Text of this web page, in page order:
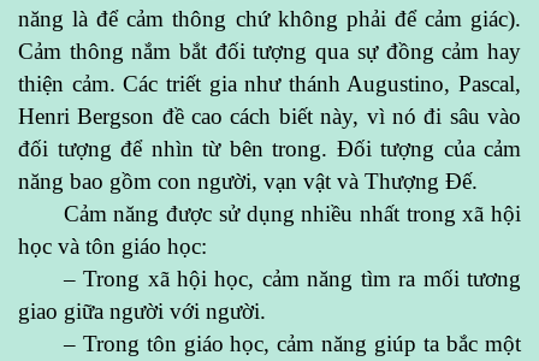
năng là để cảm thông chứ không phải để cảm giác).
Cảm thông nắm bắt đối tượng qua sự đồng cảm hay
thiện cảm. Các triết gia như thánh Augustino, Pascal,
Henri Bergson đề cao cách biết này, vì nó đi sâu vào
đối tượng để nhìn từ bên trong. Đối tượng của cảm
năng bao gồm con người, vạn vật và Thượng Đế.
Cảm năng được sử dụng nhiều nhất trong xã hội
học và tôn giáo học:
– Trong xã hội học, cảm năng tìm ra mối tương
giao giữa người với người.
– Trong tôn giáo học, cảm năng giúp ta bắc một